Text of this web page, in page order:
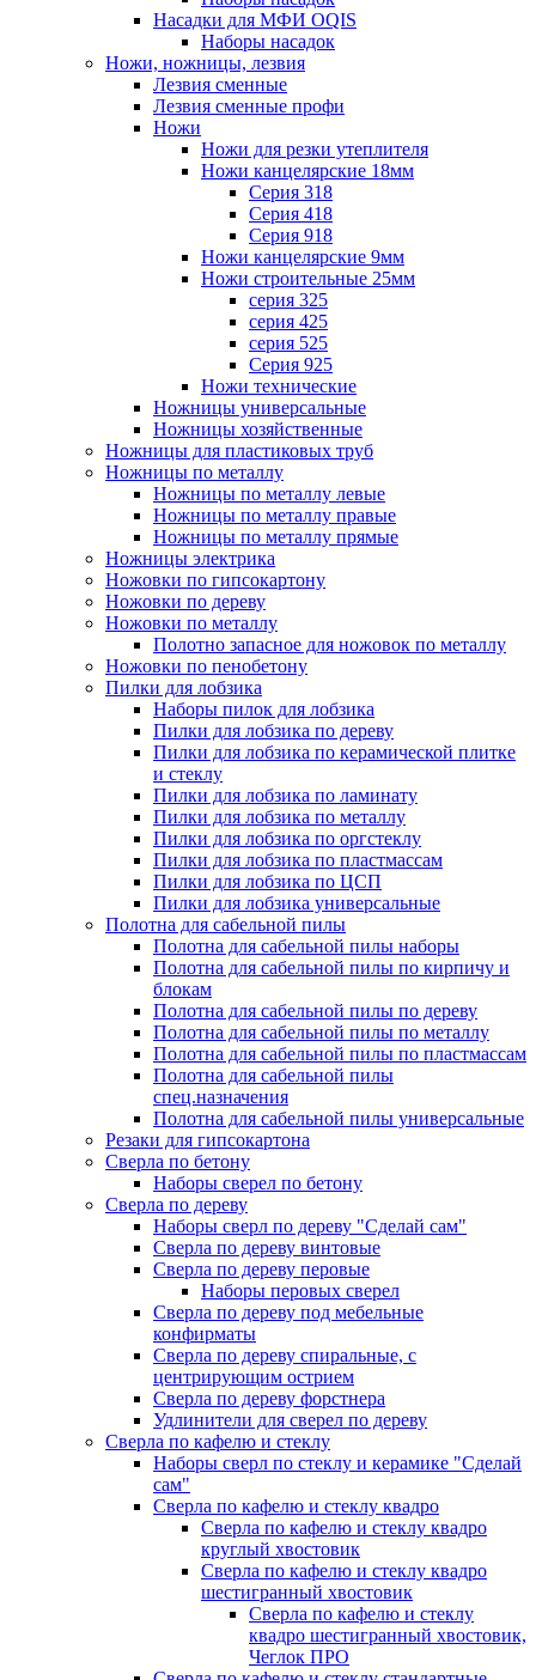
Насадки для МФИ OQIS
Наборы насадок
Ножи, ножницы, лезвия
Лезвия сменные
Лезвия сменные профи
Ножи
Ножи для резки утеплителя
Ножи канцелярские 18мм
Серия 318
Серия 418
Серия 918
Ножи канцелярские 9мм
Ножи строительные 25мм
серия 325
серия 425
серия 525
Серия 925
Ножи технические
Ножницы универсальные
Ножницы хозяйственные
Ножницы для пластиковых труб
Ножницы по металлу
Ножницы по металлу левые
Ножницы по металлу правые
Ножницы по металлу прямые
Ножницы электрика
Ножовки по гипсокартону
Ножовки по дереву
Ножовки по металлу
Полотно запасное для ножовок по металлу
Ножовки по пенобетону
Пилки для лобзика
Наборы пилок для лобзика
Пилки для лобзика по дереву
Пилки для лобзика по керамической плитке
и стеклу
Пилки для лобзика по ламинату
Пилки для лобзика по металлу
Пилки для лобзика по оргстеклу
Пилки для лобзика по пластмассам
Пилки для лобзика по ЦСП
Пилки для лобзика универсальные
Полотна для сабельной пилы
Полотна для сабельной пилы наборы
Полотна для сабельной пилы по кирпичу и
блокам
Полотна для сабельной пилы по дереву
Полотна для сабельной пилы по металлу
Полотна для сабельной пилы по пластмассам
Полотна для сабельной пилы
спец.назначения
Полотна для сабельной пилы универсальные
Резаки для гипсокартона
Сверла по бетону
Наборы сверел по бетону
Сверла по дереву
Наборы сверл по дереву "Сделай сам"
Сверла по дереву винтовые
Сверла по дереву перовые
Наборы перовых сверел
Сверла по дереву под мебельные
конфирматы
Сверла по дереву спиральные, с
центрирующим острием
Сверла по дереву форстнера
Удлинители для сверел по дереву
Сверла по кафелю и стеклу
Наборы сверл по стеклу и керамике "Сделай
сам"
Сверла по кафелю и стеклу квадро
Сверла по кафелю и стеклу квадро
круглый хвостовик
Сверла по кафелю и стеклу квадро
шестигранный хвостовик
Сверла по кафелю и стеклу
квадро шестигранный хвостовик,
Чеглок ПРО